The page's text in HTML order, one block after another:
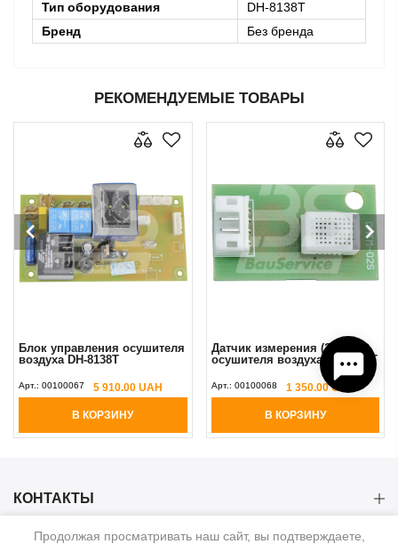
Тип оборудования
DH-8138Т
Бренд
Без бренда
РЕКОМЕНДУЕМЫЕ ТОВАРЫ
Блок управления осушителя
воздуха DH-8138Т
Арт.: 00100067 5 910.00 UAH
В КОРЗИНУ
Датчик измерения (Зонд)
осушителя воздуха DH-8138Т
Арт.: 00100068 1 350.00 UAH
В КОРЗИНУ
КОНТАКТЫ
Продолжая просматривать наш сайт, вы подтверждаете,